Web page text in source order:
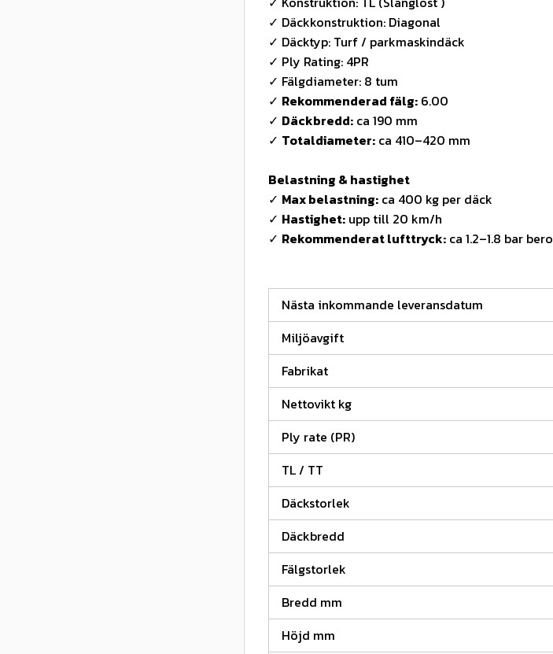
✓ Däckkonstruktion: Diagonal
✓ Däcktyp: Turf / parkmaskindäck
✓ Ply Rating: 4PR
✓ Fälgdiameter: 8 tum
✓ Rekommenderad fälg: 6.00
✓ Däckbredd: ca 190 mm
✓ Totaldiameter: ca 410–420 mm
Belastning & hastighet
✓ Max belastning: ca 400 kg per däck
✓ Hastighet: upp till 20 km/h
✓ Rekommenderat lufttryck: ca 1.2–1.8 bar
Nästa inkommande leveransdatum
Miljöavgift
Fabrikat
Nettovikt kg
Ply rate (PR)
TL / TT
Däckstorlek
Däckbredd
Fälgstorlek
Bredd mm
Höjd mm